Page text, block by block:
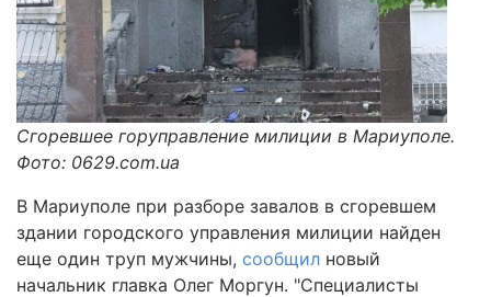
Сгоревшее горуправление милиции в Мариуполе.
Фото: 0629.com.ua
В Мариуполе при разборе завалов в сгоревшем
здании городского управления милиции найден
еще один труп мужчины, сообщил новый
начальник главка Олег Моргун. "Специалисты